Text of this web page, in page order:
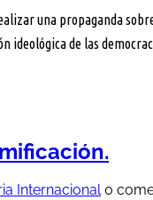
una propaganda
ideológica de las
Internacional0